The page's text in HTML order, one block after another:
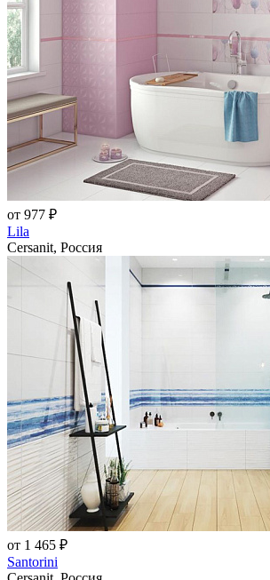
от 977 ₽
Lila
Cersanit, Россия
от 1 465 ₽
Santorini